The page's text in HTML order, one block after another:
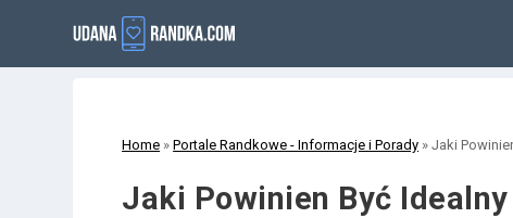
Home »Portale Randkowe - Informacje i Porady »Jaki
Jaki Powinien Być